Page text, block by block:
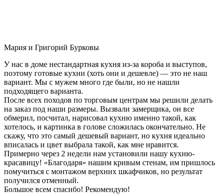
Мария и Григорий Бурковы
У нас в доме нестандартная кухня из-за короба и выступов,
поэтому готовые кухни (хоть они и дешевле) — это не наш
вариант. Мы с мужем много где были, но не нашли
подходящего варианта.
После всех походов по торговым центрам мы решили делать
на заказ под наши размеры. Вызвали замерщика, он все
обмерил, посчитал, нарисовал кухню именно такой, как
хотелось, и картинка в голове сложилась окончательно. Не
скажу, что это самый дешевый вариант, но кухня идеально
вписалась и цвет выбрала такой, как мне нравится.
Примерно через 2 недели нам установили нашу кухню-
красавицу! «Благодаря» нашим кривым стенам, им пришлось
помучиться с монтажом верхних шкафчиков, но результат
получился отменный.
Большое всем спасибо! Рекомендую!